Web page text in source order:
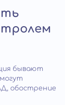
бывают
обострение